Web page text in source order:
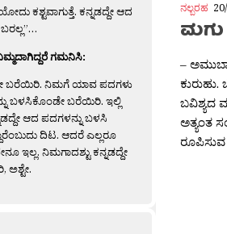
ನಲ್ಬರಹ
ಮಗು
–
ಬವಿಶ್ಯದ
ಅತ್ಯಂತ
ಕಶ್ಟವಾಗುತ್ತೆ. ಕನ್ನಡದ್ದೇ ಆದ
ಗಮನಿಸಿ:
ಬರೆಯಿರಿ. ನಿಮಗೆ ಯಾವ ಪದಗಳು
ಬಳಸಿಕೊಂಡೇ ಬರೆಯಿರಿ. ಇಲ್ಲಿ
ಆದ ಪದಗಳನ್ನು ಬಳಸಿ
ದಿಟ. ಆದರೆ ಎಲ್ಲರೂ
ಇಲ್ಲ. ನಿಮಗಾದಶ್ಟು ಕನ್ನಡದ್ದೇ